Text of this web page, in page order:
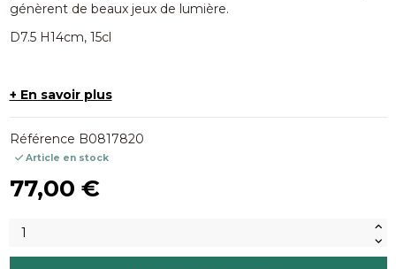
génèrent de beaux jeux de lumière.
D7.5 H14cm, 15cl
+ En savoir plus
Référence B0817820
Article en stock
77,00 €